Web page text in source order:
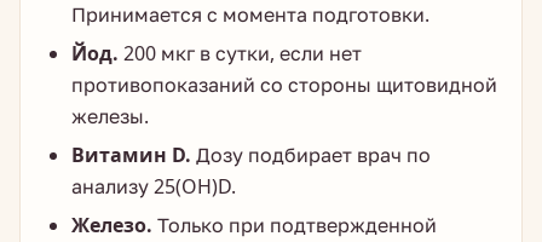
Принимается с момента подготовки.
Йод. 200 мкг в сутки, если нет
противопоказаний со стороны щитовидной
железы.
Витамин D. Дозу подбирает врач по
анализу 25(OH)D.
Железо. Только при подтвержденной